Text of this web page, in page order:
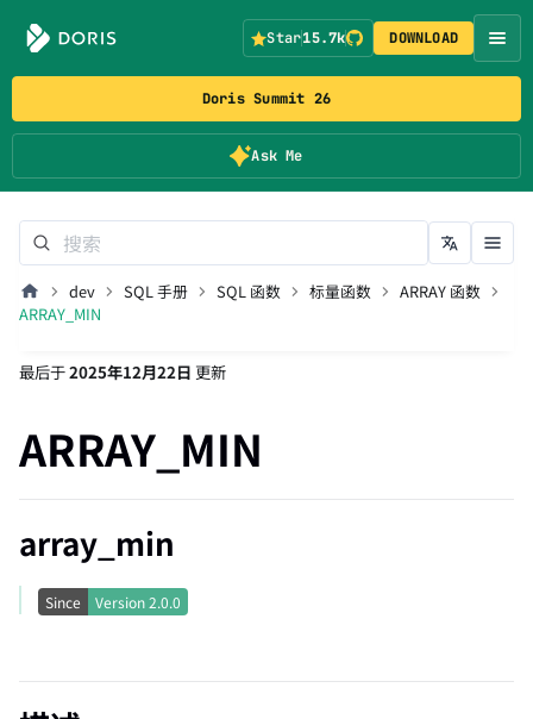
Doris Summit 26
Ask Me
Star15.7k DOWNLOAD
dev SQL 手册 SQL 函数 标量函数
ARRAY 函数
ARRAY_MIN
最后于2025年12月22日 更新
ARRAY_MIN
array_min
Since Version2.0.0